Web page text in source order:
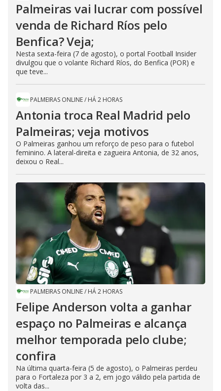
Palmeiras vai lucrar com possível
venda de Richard Ríos pelo
Benfica? Veja;
Nesta sexta-feira (7 de agosto), o portal Football Insider
divulgou que o volante Richard Ríos, do Benfica (POR) e
que teve...
PALMEIRAS ONLINE/ HÁ 2 HORAS
Antonia troca Real Madrid pelo
Palmeiras; veja motivos
O Palmeiras ganhou um reforço de peso para o futebol
feminino. A lateral-direita e zagueira Antonia, de 32 anos,
deixou o Real...
PALMEIRAS ONLINE/ HÁ 2 HORAS
Felipe Anderson volta a ganhar
espaço no Palmeiras e alcança
melhor temporada pelo clube;
confira
Na última quarta-feira (5 de agosto), o Palmeiras perdeu
para o Fortaleza por 3 a 2, em jogo válido pela partida de
volta das...